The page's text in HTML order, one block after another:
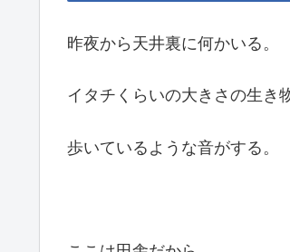
昨夜から天井裏に何かいる。
イタチくらいの大きさの生き
歩いているような音がする。